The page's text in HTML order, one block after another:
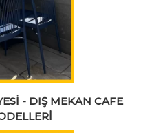
- DIŞ MEKAN CAFE